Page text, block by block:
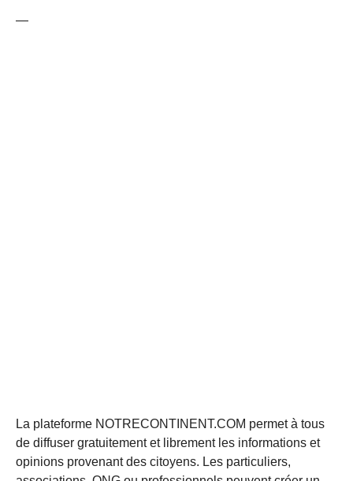
—
La plateforme NOTRECONTINENT.COM permet à tous
de diffuser gratuitement et librement les informations et
opinions provenant des citoyens. Les particuliers,